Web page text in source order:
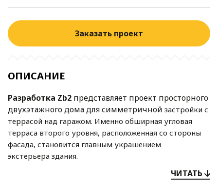
Заказать проект
ОПИСАНИЕ
Разработка Zb2 представляет проект просторного
двухэтажного дома для симметричной застройки с
террасой над гаражом. Именно обширная угловая
терраса второго уровня, расположенная со стороны
фасада, становится главным украшением
экстерьера здания.
В дневной зоне устроена гостиная с наполовинуЧИТАТЬ